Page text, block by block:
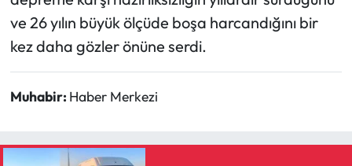
ve 26 yılın büyük ölçüde boşa harcandığını bir
kez daha gözler önüne serdi.
Muhabir: Haber Merkezi